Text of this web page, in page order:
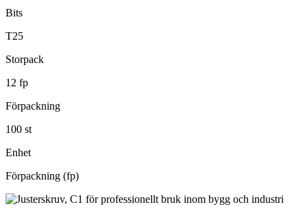
Bits
T25
Storpack
12 fp
Förpackning
100 st
Enhet
Förpackning (fp)